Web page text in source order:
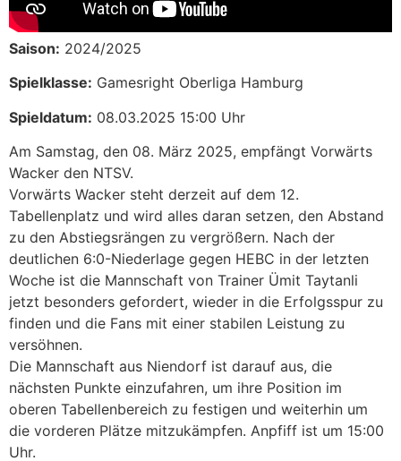
Saison: 2024/2025
Spielklasse: Gamesright Oberliga Hamburg
Spieldatum: 08.03.2025 15:00 Uhr
Am Samstag, den 08. März 2025, empfängt Vorwärts
Wacker den NTSV.
Vorwärts Wacker steht derzeit auf dem 12.
Tabellenplatz und wird alles daran setzen, den Abstand
zu den Abstiegsrängen zu vergrößern. Nach der
deutlichen 6:0-Niederlage gegen HEBC in der letzten
Woche ist die Mannschaft von Trainer Ümit Taytanli
jetzt besonders gefordert, wieder in die Erfolgsspur zu
finden und die Fans mit einer stabilen Leistung zu
versöhnen.
Die Mannschaft aus Niendorf ist darauf aus, die
nächsten Punkte einzufahren, um ihre Position im
oberen Tabellenbereich zu festigen und weiterhin um
die vorderen Plätze mitzukämpfen. Anpfiff ist um 15:00
Uhr.